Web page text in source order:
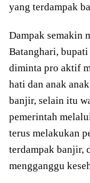
yang terdampak
Dampak semakin
Batanghari,
diminta pro aktif
hati dan anak
banjir, selain itu
pemerintah
terus melakukan
terdampak banjir,
mengganggu